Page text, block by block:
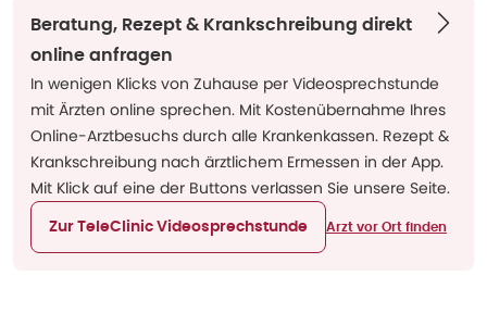
Beratung, Rezept & Krankschreibung direkt
online anfragen
In wenigen Klicks von Zuhause per Videosprechstunde
mit Ärzten online sprechen. Mit Kostenübernahme Ihres
Online-Arztbesuchs durch alle Krankenkassen. Rezept &
Krankschreibung nach ärztlichem Ermessen in der App.
Mit Klick auf eine der Buttons verlassen Sie unsere Seite.
Zur TeleClinic Videosprechstunde Arzt vor Ort finden